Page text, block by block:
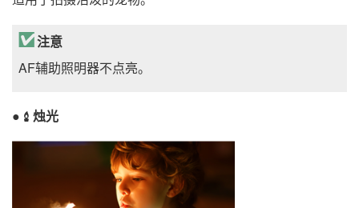
注意
AF辅助照明器不点亮。
g 烛光